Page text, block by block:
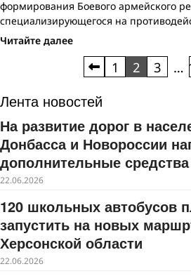
формирования Боевого армейского
специализирующегося на
Читайте далее
Пагинация
записей
1 2 3 …
Лента новостей
На развитие дорог в
Донбасса и Новороссии
дополнительные средства
22.06.2026
120 школьных автобусов
запустить на новых
Херсонской области
22.06.2026